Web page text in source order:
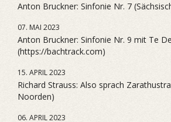
Anton Bruckner: Sinfonie Nr. 7
07. MAI 2023
Anton Bruckner: Sinfonie Nr. 9 mit Te
(https://bachtrack.com)
15. APRIL 2023
Richard Strauss: Also sprach
Noorden)
06. APRIL 2023